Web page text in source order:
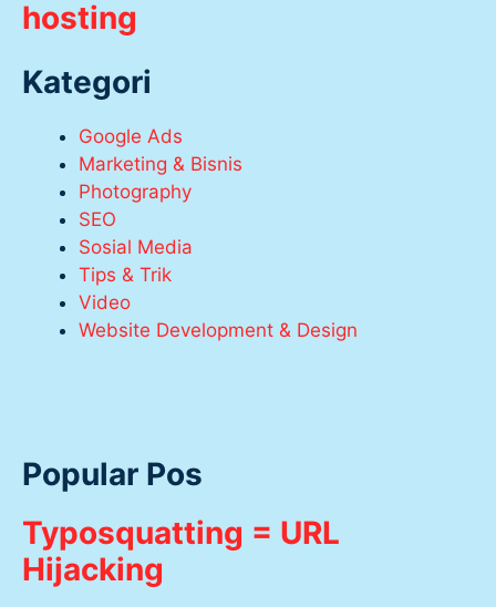
hosting
Kategori
Google Ads
Marketing & Bisnis
Photography
SEO
Sosial Media
Tips & Trik
Video
Website Development & Design
Popular Pos
Typosquatting = URL
Hijacking